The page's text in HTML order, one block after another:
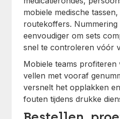
mobiele medische
routekoffers. Nummering
eenvoudiger om sets
snel te controleren vóór
Mobiele teams profiteren
vellen met vooraf
versnelt het opplakken
fouten tijdens drukke